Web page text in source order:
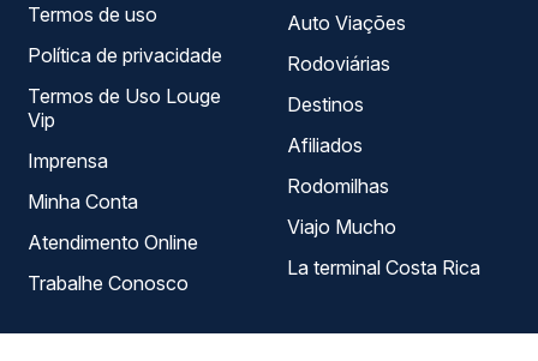
Termos de uso
Política de privacidade
Termos de Uso Louge
Vip
Imprensa
Minha Conta
Atendimento Online
Trabalhe Conosco
Auto Viações
Rodoviárias
Destinos
Afiliados
Rodomilhas
Viajo Mucho
La terminal Costa Rica